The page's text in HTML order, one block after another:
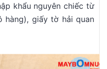
khẩu nguyên chiếc từ
hàng), giấy tờ hải quan